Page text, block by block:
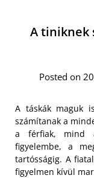
A tiniknek
Posted on
A táskák maguk
számítanak a
a férfiak, mind
figyelembe, a
tartósságig. A
figyelmen kívül